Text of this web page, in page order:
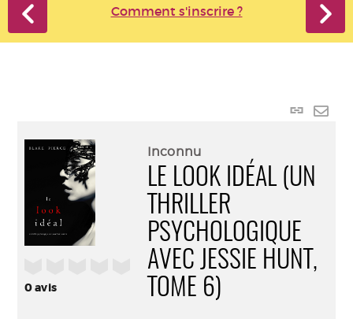
Comment s'inscrire ?
Lien
0avis
Inconnu
LE LOOK IDÉAL (UN
THRILLER
PSYCHOLOGIQUE
AVEC JESSIE HUNT,
TOME 6)